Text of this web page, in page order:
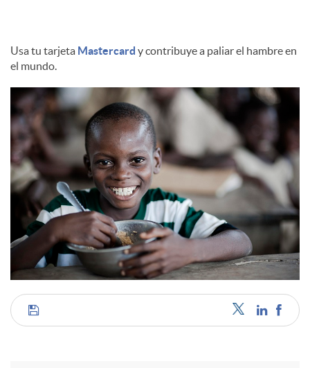
Usa tu tarjeta Mastercard y contribuye a paliar el hambre en
el mundo.
C